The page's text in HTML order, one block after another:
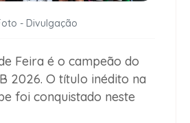
- Divulgação
Feira é o campeão do
2026. O título inédito na
foi conquistado neste